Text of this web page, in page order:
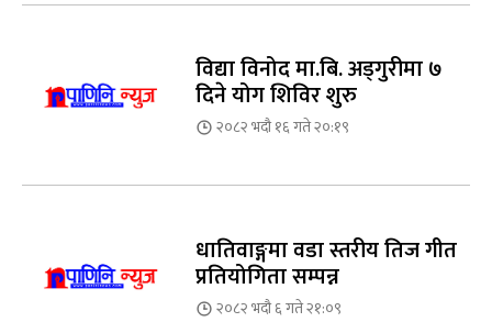
विद्या विनोद मा.बि. अड्गुरीमा ७
दिने योग शिविर शुरु
२०८२ भदौ १६ गते २०:१९
धातिवाङ्गमा वडा स्तरीय तिज गीत
प्रतियोगिता सम्पन्न
२०८२ भदौ ६ गते २१:०९